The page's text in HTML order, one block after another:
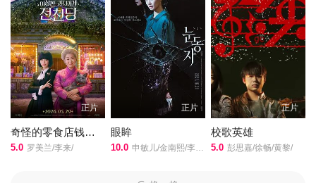
奶奶，另一人上学。但两人不同的性格让不知内情的小伙伴们诧异
不已，于是相约跟踪调查。“心怀鬼胎”、“田边密谋”、“鬼祟跟
踪”……行动暴露却穷词诡辩，“三个火枪手”将小孩子的多变习性、
淘气可爱演绎得淋漓尽致。
正片
奇怪的零食店钱天堂
5.0 罗美兰/李来/
正片
眼眸
10.0 申敏儿/金南熙/李承勇/金英雅/
正片
校歌英雄
5.0 彭思嘉/徐畅/黄黎/